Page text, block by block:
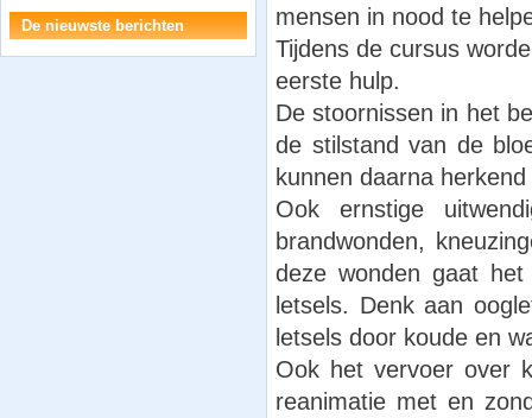
mensen in nood te
Tijdens de cursus
eerste hulp.
De stoornissen in het
de stilstand van de
kunnen daarna
Ook ernstige
brandwonden,
deze wonden gaat
letsels. Denk aan
letsels door koude en
Ook het vervoer over
reanimatie met en
De nieuwste berichten